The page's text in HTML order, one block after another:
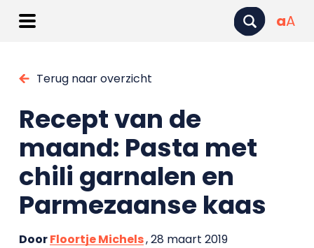
aA
Terug naar overzicht
Recept van de
maand: Pasta met
chili garnalen en
Parmezaanse kaas
DoorFloortje Michels, 28 maart 2019